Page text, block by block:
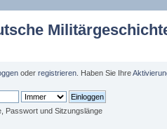
oder registrieren . Haben Sie Ihre
Passwort und Sitzungslänge